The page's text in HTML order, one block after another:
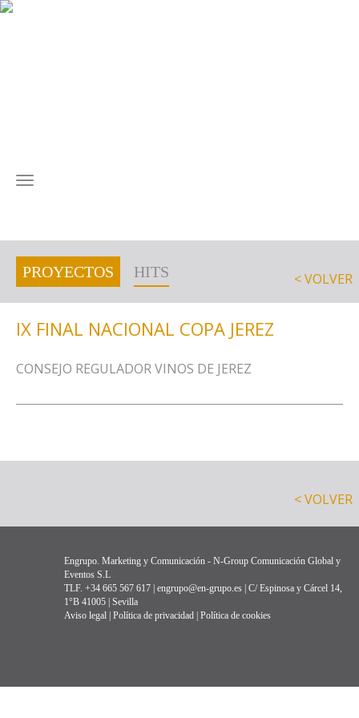
MENÚ
PROYECTOS HITS < VOLVER
IX FINAL NACIONAL COPA JEREZ
CONSEJO REGULADOR VINOS DE JEREZ
< VOLVER
Engrupo. Marketing y Comunicación - N-Group Comunicación Global y
Eventos S.L
TLF. +34 665 567 617 | engrupo@en-grupo.es | C/ Espinosa y Cárcel 14,
1°B 41005 | Sevilla
Aviso legal Política de privacidad Política de cookies